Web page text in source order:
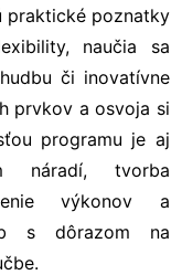
praktické poznatky
naučia sa
či inovatívne
prvkov a osvoja si
programu je aj
náradí, tvorba
výkonov a
s dôrazom na